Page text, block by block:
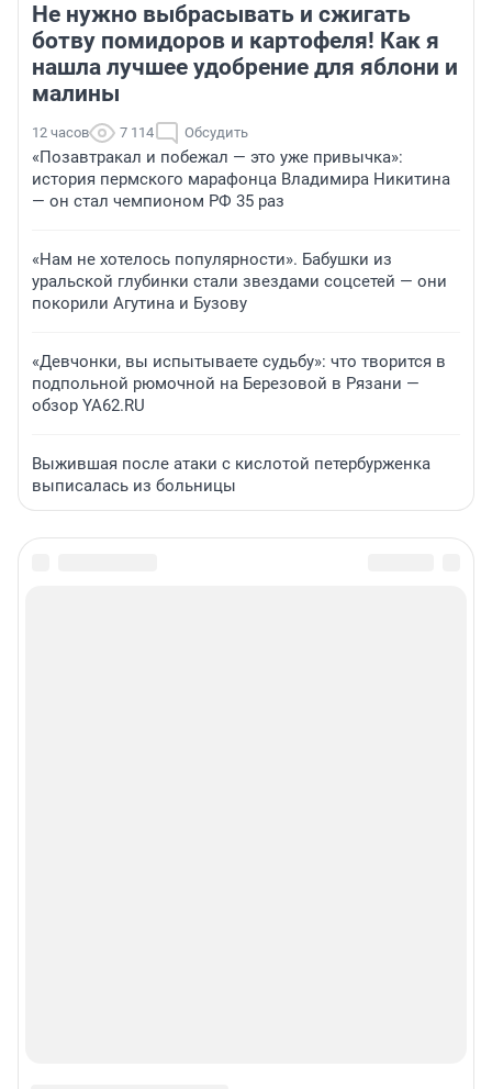
Не нужно выбрасывать и сжигать
ботву помидоров и картофеля! Как я
нашла лучшее удобрение для яблони и
малины
12 часов 7 114 Обсудить
«Позавтракал и побежал — это уже привычка»:
история пермского марафонца Владимира Никитина
— он стал чемпионом РФ 35 раз
«Нам не хотелось популярности». Бабушки из
уральской глубинки стали звездами соцсетей — они
покорили Агутина и Бузову
«Девчонки, вы испытываете судьбу»: что творится в
подпольной рюмочной на Березовой в Рязани —
обзор YA62.RU
Выжившая после атаки с кислотой петербурженка
выписалась из больницы